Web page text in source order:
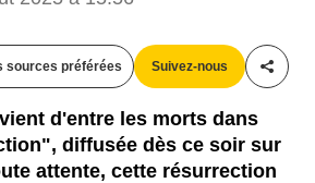
sources préférées Suivez-nous
d'entre les morts dans
diffusée dès ce soir sur
attente, cette résurrection